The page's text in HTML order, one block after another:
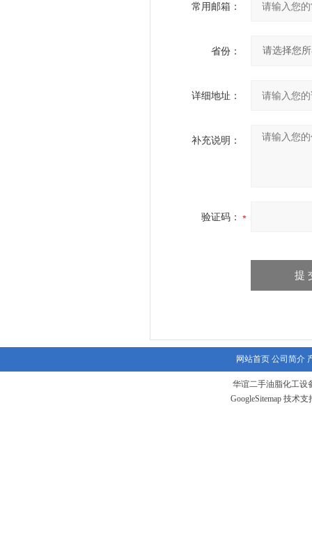
常用邮箱：
省份：
详细地址：
补充说明：
验证码：
网站首页 公司简介
华谊二手油脂化工设
GoogleSitemap 技术支